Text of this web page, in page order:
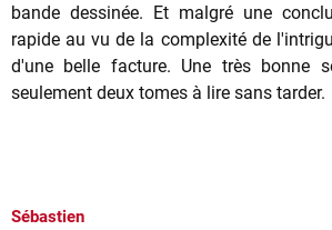
bande dessinée. Et malgré une
rapide au vu de la complexité de
d'une belle facture. Une très bonne
seulement deux tomes à lire sans tarder.
Sébastien